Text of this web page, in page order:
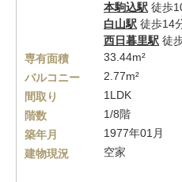
本駒込駅 徒歩
白山駅 徒歩14
西日暮里駅 徒
専有面積
33.44m²
バルコニー
2.77m²
間取り
1LDK
階数
1/8階
築年月
1977年01月
建物現況
空家